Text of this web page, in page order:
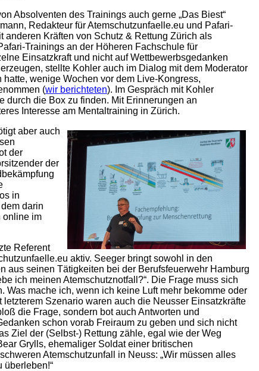
Absolventen des Trainings auch gerne „Das Biest“
Redakteur für Atemschutzunfaelle.eu und Pafari-
anderen Kräften von Schutz & Rettung Zürich als
Trainings an der Höheren Fachschule für
Einsatzkraft und nicht auf Wettbewerbsgedanken
stellte Kohler auch im Dialog mit dem Moderator
wenige Wochen vor dem Live-Kongress,
(wir berichteten). Im Gespräch mit Kohler
durch die Box zu finden. Mit Erinnerungen an
Interesse am Mentaltraining in Zürich.
aber auch
der
der
in
darin
online im
Referent
aktiv. Seeger bringt sowohl in den
aus seinen Tätigkeiten bei der Berufsfeuerwehr Hamburg
ich meinen Atemschutznotfall?“. Die Frage muss sich
Was mache ich, wenn ich keine Luft mehr bekomme oder
Szenario waren auch die Neusser Einsatzkräfte
die Frage, sondern bot auch Antworten und
schon vorab Freiraum zu geben und sich nicht
Ziel der (Selbst-) Rettung zähle, egal wie der Weg
Grylls, ehemaliger Soldat einer britischen
Atemschutzunfall in Neuss: „Wir müssen alles
überleben!“